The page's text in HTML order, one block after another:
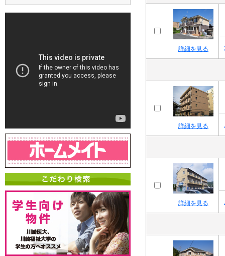
詳細を見る
詳細を見る
詳細を見る